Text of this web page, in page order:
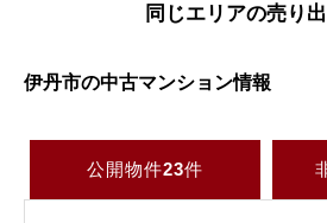
同じエリアの売り
伊丹市の中古マンション情報
公開物件23件